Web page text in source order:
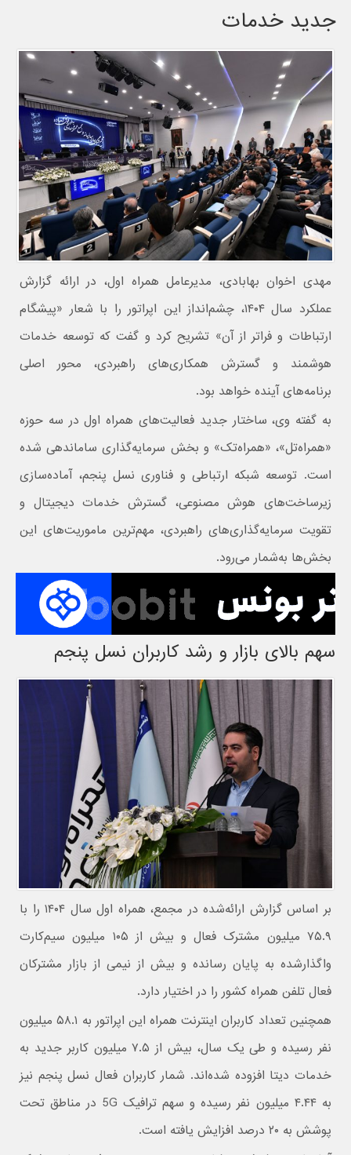
جدید خدمات
مهدی اخوان بهابادی، مدیرعامل همراه اول، در ارائه گزارش
عملکرد سال ۱۴۰۴، چشم‌انداز این اپراتور را با شعار «پیشگام
ارتباطات و فراتر از آن» تشریح کرد و گفت که توسعه خدمات
هوشمند و گسترش همکاری‌های راهبردی، محور اصلی
برنامه‌های آینده خواهد بود.
به گفته وی، ساختار جدید فعالیت‌های همراه اول در سه حوزه
«همراه‌تل»، «همراه‌تک» و بخش سرمایه‌گذاری ساماندهی شده
است. توسعه شبکه ارتباطی و فناوری نسل پنجم، آماده‌سازی
زیرساخت‌های هوش مصنوعی، گسترش خدمات دیجیتال و
تقویت سرمایه‌گذاری‌های راهبردی، مهم‌ترین ماموریت‌های این
بخش‌ها به‌شمار می‌رود.
سهم بالای بازار و رشد کاربران نسل پنجم
بر اساس گزارش ارائه‌شده در مجمع، همراه اول سال ۱۴۰۴ را با
۷۵.۹ میلیون مشترک فعال و بیش از ۱۰۵ میلیون سیم‌کارت
واگذارشده به پایان رسانده و بیش از نیمی از بازار مشترکان
فعال تلفن همراه کشور را در اختیار دارد.
همچنین تعداد کاربران اینترنت همراه این اپراتور به ۵۸.۱ میلیون
نفر رسیده و طی یک سال، بیش از ۷.۵ میلیون کاربر جدید به
خدمات دیتا افزوده شده‌اند. شمار کاربران فعال نسل پنجم نیز
به ۴.۴۴ میلیون نفر رسیده و سهم ترافیک 5G در مناطق تحت
پوشش به ۲۰ درصد افزایش یافته است.